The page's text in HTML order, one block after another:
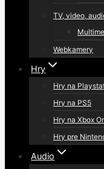
TV, video,
Webkamery
Hry
Hry na
Hry na PS5
Hry na Xbox
Hry pre
Audio